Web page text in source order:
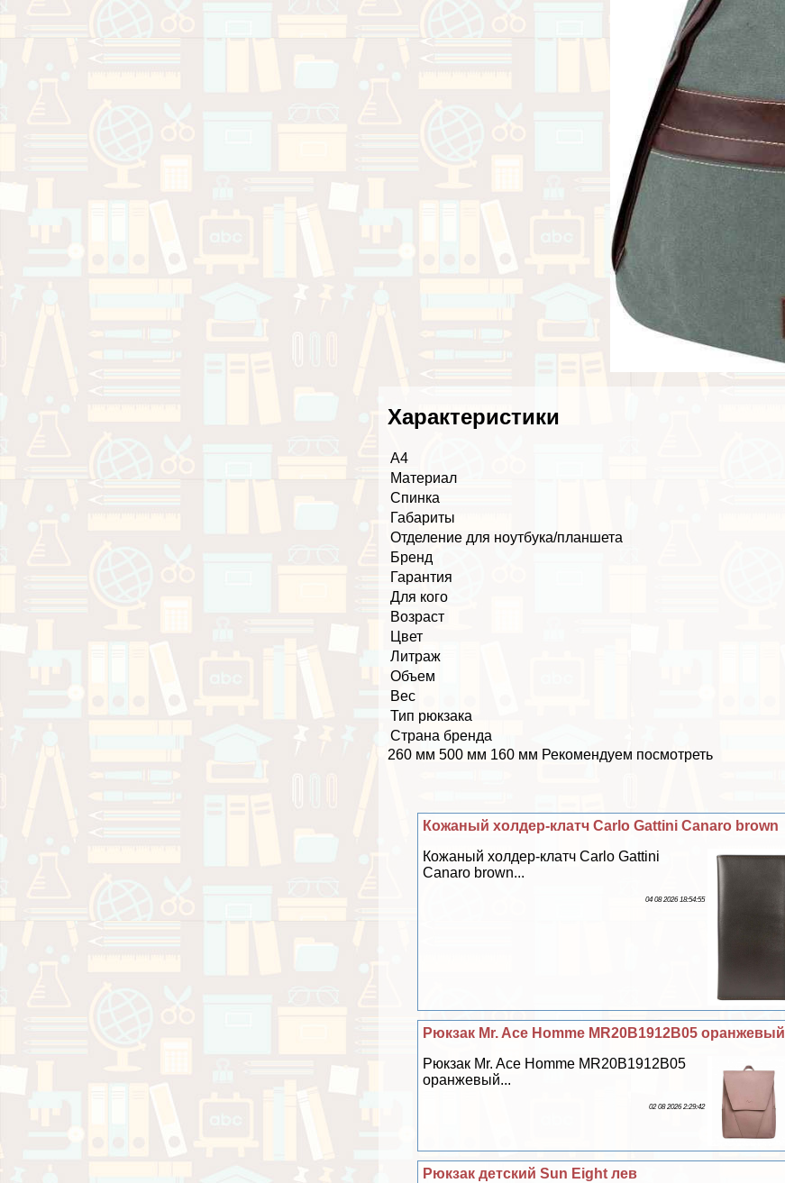
Хаpaктеристики
А4
Материал
Спинка
Габариты
Отделение для ноутбука/планшета
Бренд
Гарантия
Для кого
Возраст
Цвет
Литраж
Объем
Вес
Тип рюкзака
Страна бренда
260 мм 500 мм 160 мм Рекомендуем посмотреть
Кожаный холдер-клатч Carlo Gattini Canaro brown
Кожаный холдер-клатч Carlo Gattini
Canaro brown...
04 08 2026 18:54:55
Рюкзак Mr. Ace Homme MR20B1912B05 оранжевый
Рюкзак Mr. Ace Homme MR20B1912B05
оранжевый...
02 08 2026 2:29:42
Рюкзак детский Sun Eight лев